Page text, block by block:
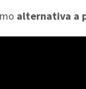
alternativa a